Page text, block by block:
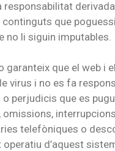
derivada
continguts que
no li siguin imputables.
garanteix que el web i
virus i no es fa
perjudicis que es
omissions,
telefòniques o
d’aquest